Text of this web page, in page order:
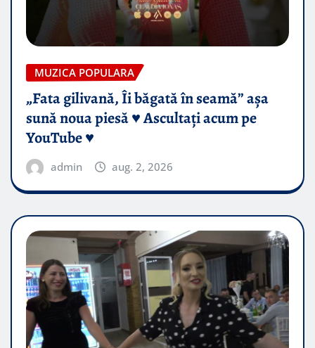
MUZICA POPULARA
„Fata gilivană, Îi băgată în seamă” așa
sună noua piesă ♥️ Ascultați acum pe
YouTube ♥️
admin aug. 2, 2026